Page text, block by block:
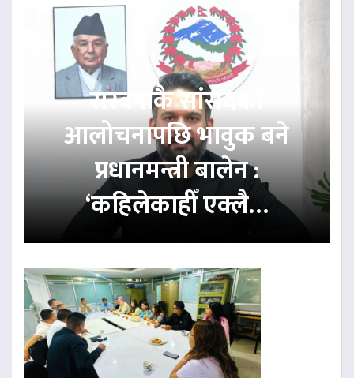
रास्वपाकै सांसदको
आलोचनापछि भावुक बने
प्रधानमन्त्री बालेन :
‘कहिलेकाहीँ एक्लै…